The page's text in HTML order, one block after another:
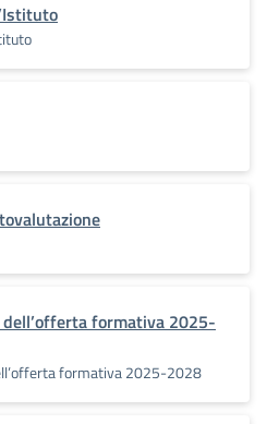
formativa 2025-
formativa 2025-2028